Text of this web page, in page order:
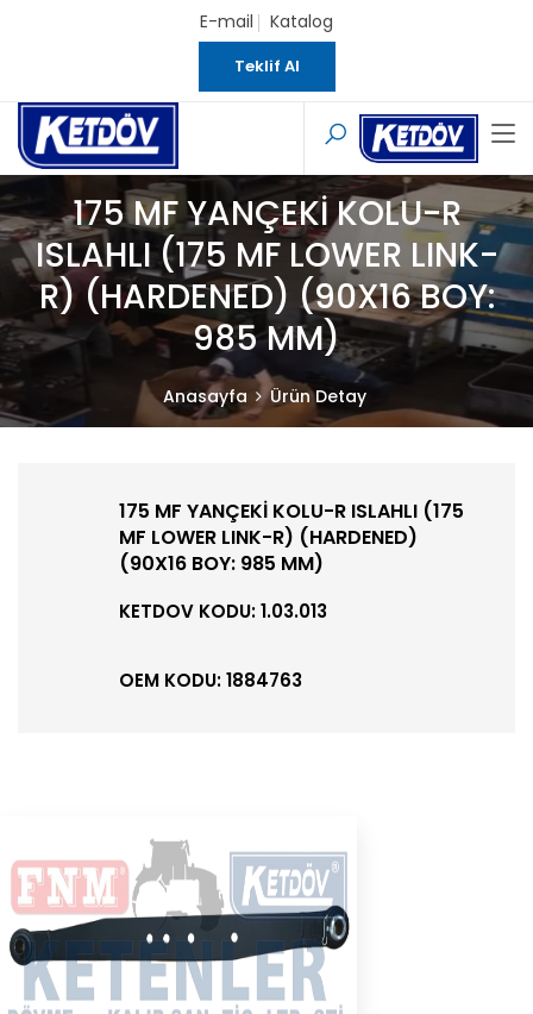
E-mail Katalog
Teklif Al
175 MF YANÇEKİ KOLU-R
ISLAHLI (175 MF LOWER LINK-
R) (HARDENED) (90X16 BOY:
985 MM)
Anasayfa Ürün Detay
175 MF YANÇEKİ KOLU-R ISLAHLI (175
MF LOWER LINK-R) (HARDENED)
(90X16 BOY: 985 MM)
KETDOV KODU: 1.03.013
OEM KODU: 1884763